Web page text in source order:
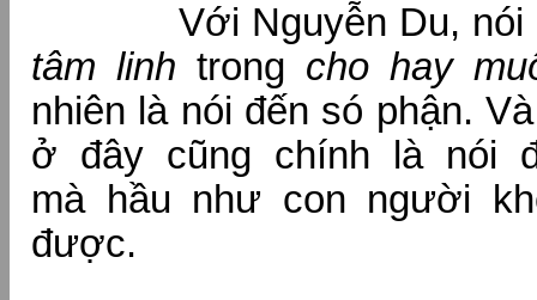
Với Nguyễn Du, nói
tâm linh trong cho hay
nhiên là nói đến só phận.
ở đây cũng chính là nói
mà hầu như con người
được.